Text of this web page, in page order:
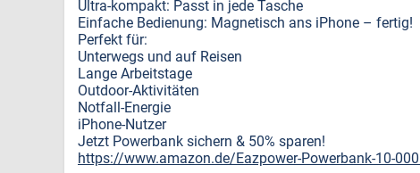
Ultra-kompakt: Passt in jede Tasche
Einfache Bedienung: Magnetisch ans iPhone – fertig!
Perfekt für:
Unterwegs und auf Reisen
Lange Arbeitstage
Outdoor-Aktivitäten
Notfall-Energie
iPhone-Nutzer
Jetzt Powerbank sichern & 50% sparen!
https://www.amazon.de/Eazpower-Powerbank-10-